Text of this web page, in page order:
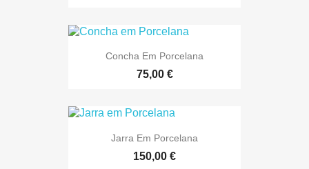
Concha Em Porcelana
75,00 €
Jarra Em Porcelana
150,00 €